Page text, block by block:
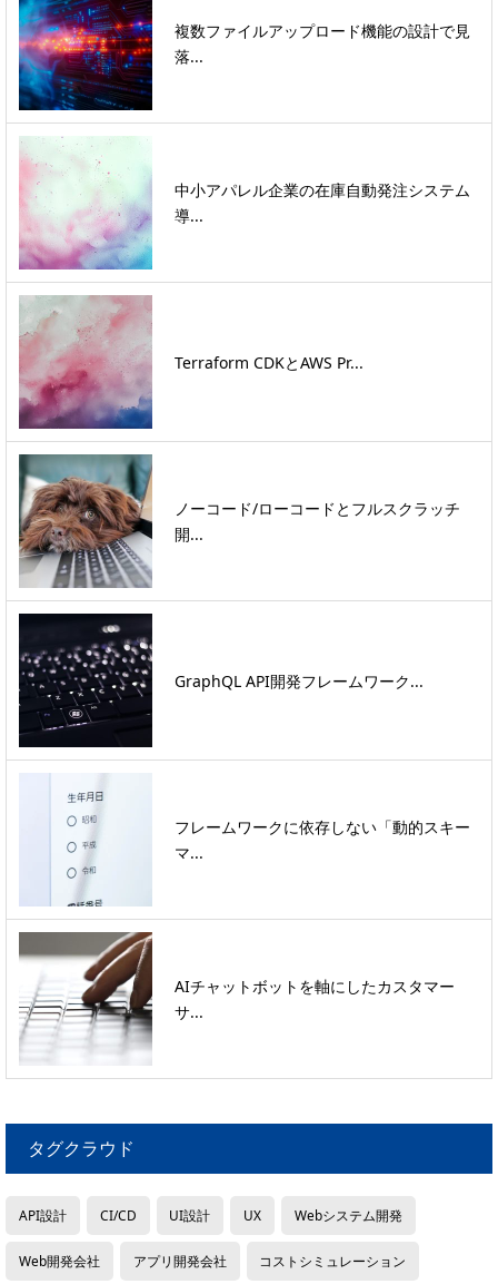
複数ファイルアップロード機能の設計で見
落...
中小アパレル企業の在庫自動発注システム
導...
Terraform CDKとAWS Pr...
ノーコード/ローコードとフルスクラッチ
開...
GraphQL API開発フレームワーク...
フレームワークに依存しない「動的スキー
マ...
AIチャットボットを軸にしたカスタマー
サ...
タグクラウド
API設計 CI/CD UI設計 UX Webシステム開発
Web開発会社 アプリ開発会社 コストシミュレーション